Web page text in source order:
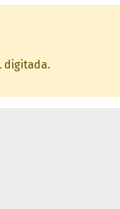
digitada.